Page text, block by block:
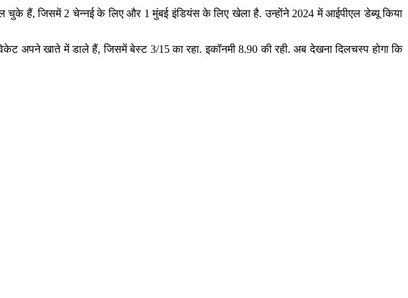
चुके हैं, जिसमें 2 चेन्नई के लिए और 1 मुंबई इंडियंस के लिए खेला है. उन्होंने 2024 में आईपीएल डेब्यू किया
अपने खाते में डाले हैं, जिसमें बेस्ट 3/15 का रहा. इकॉनमी 8.90 की रही. अब देखना दिलचस्प होगा कि